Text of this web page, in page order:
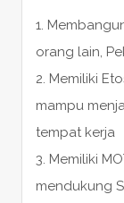
1.
orang lain,
2. Memiliki
mampu
tempat kerja
3. Memiliki
mendukung